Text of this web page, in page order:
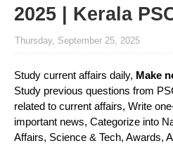
2025 | Kerala
Thursday, September 25, 2025
Study current affairs daily, Make
Study previous questions from
related to current affairs, Write
important news, Categorize into
Affairs, Science & Tech, Awards,